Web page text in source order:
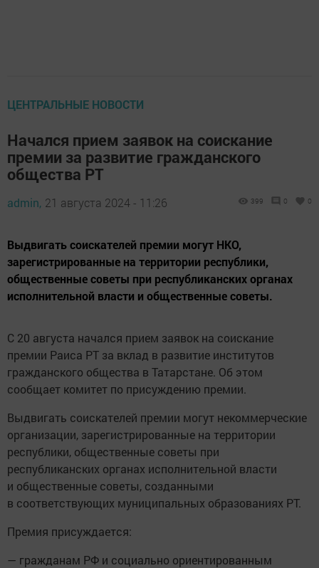
ЦЕНТРАЛЬНЫЕ НОВОСТИ
Начался прием заявок на соискание
премии за развитие гражданского
общества РТ
admin, 21 августа 2024 - 11:26 399 0 0
Выдвигать соискателей премии могут НКО,
зарегистрированные на территории республики,
общественные советы при республиканских органах
исполнительной власти и общественные советы.
С 20 августа начался прием заявок на соискание
премии Раиса РТ за вклад в развитие институтов
гражданского общества в Татарстане. Об этом
сообщает комитет по присуждению премии.
Выдвигать соискателей премии могут некоммерческие
организации, зарегистрированные на территории
республики, общественные советы при
республиканских органах исполнительной власти
и общественные советы, созданными
в соответствующих муниципальных образованиях РТ.
Премия присуждается:
— гражданам РФ и социально ориентированным